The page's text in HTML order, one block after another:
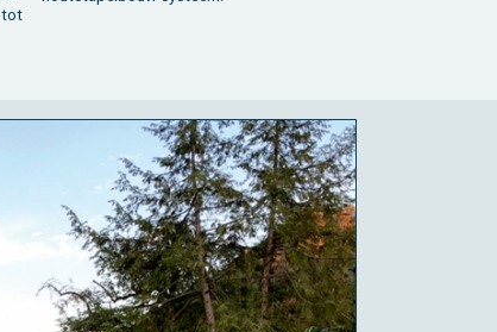
tot